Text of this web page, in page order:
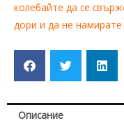
колебайте да се
дори и да не
Описание